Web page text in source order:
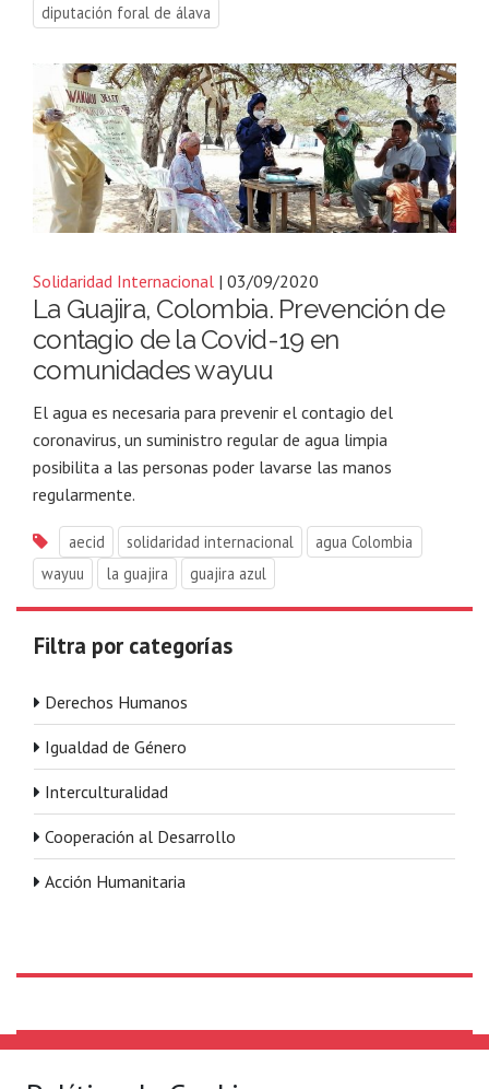
diputación foral de álava
Solidaridad Internacional | 03/09/2020
La Guajira, Colombia. Prevención de
contagio de la Covid-19 en
comunidades wayuu
El agua es necesaria para prevenir el contagio del
coronavirus, un suministro regular de agua limpia
posibilita a las personas poder lavarse las manos
regularmente.
aecid solidaridad internacional
agua Colombia
wayuu
la guajira guajira azul
Filtra por categorías
Derechos Humanos
Igualdad de Género
Interculturalidad
Cooperación al Desarrollo
Acción Humanitaria